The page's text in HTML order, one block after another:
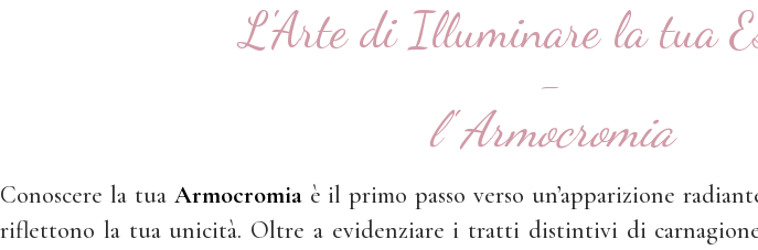
L'Arte di Illuminare la tua
-
l' Armocromia
Conoscere la tua Armocromiaè il primo passo verso un’apparizione
riflettono la tua unicità. Oltre a evidenziare i tratti distintivi di